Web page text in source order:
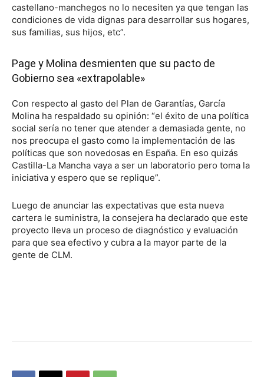
castellano-manchegos no lo necesiten ya que tengan las
condiciones de vida dignas para desarrollar sus hogares,
sus familias, sus hijos, etc”.
Page y Molina desmienten que su pacto de
Gobierno sea «extrapolable»
Con respecto al gasto del Plan de Garantías, García
Molina ha respaldado su opinión: “el éxito de una política
social sería no tener que atender a demasiada gente, no
nos preocupa el gasto como la implementación de las
políticas que son novedosas en España. En eso quizás
Castilla-La Mancha vaya a ser un laboratorio pero toma la
iniciativa y espero que se replique”.
Luego de anunciar las expectativas que esta nueva
cartera le suministra, la consejera ha declarado que este
proyecto lleva un proceso de diagnóstico y evaluación
para que sea efectivo y cubra a la mayor parte de la
gente de CLM.